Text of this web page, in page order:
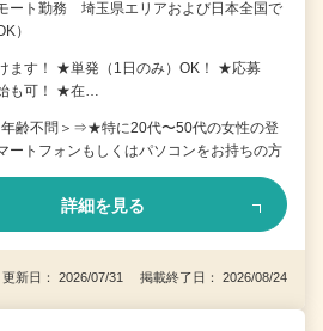
ート勤務 埼玉県エリアおよび日本全国で
）
ます！ ★単発（1日のみ）OK！ ★応募
も可！ ★在…
年齢不問＞⇒★特に20代〜50代の女性の登
トフォンもしくはパソコンをお持ちの方
詳細を見る
更新日： 2026/07/31 掲載終了日： 2026/08/24